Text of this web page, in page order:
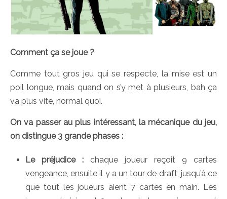
Comment ça se joue ?
Comme tout gros jeu qui se respecte, la mise est un
poil longue, mais quand on s’y met à plusieurs, bah ça
va plus vite, normal quoi.
On va passer au plus intéressant, la mécanique du jeu,
on distingue 3 grande phases :
Le préjudice : chaque joueur reçoit 9 cartes
vengeance, ensuite il y a un tour de draft, jusqu’à ce
que tout les joueurs aient 7 cartes en main. Les